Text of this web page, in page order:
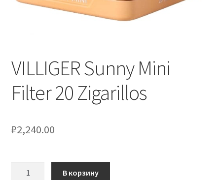
VILLIGER Sunny Mini
Filter 20 Zigarillos
₽2,240.00
В корзину